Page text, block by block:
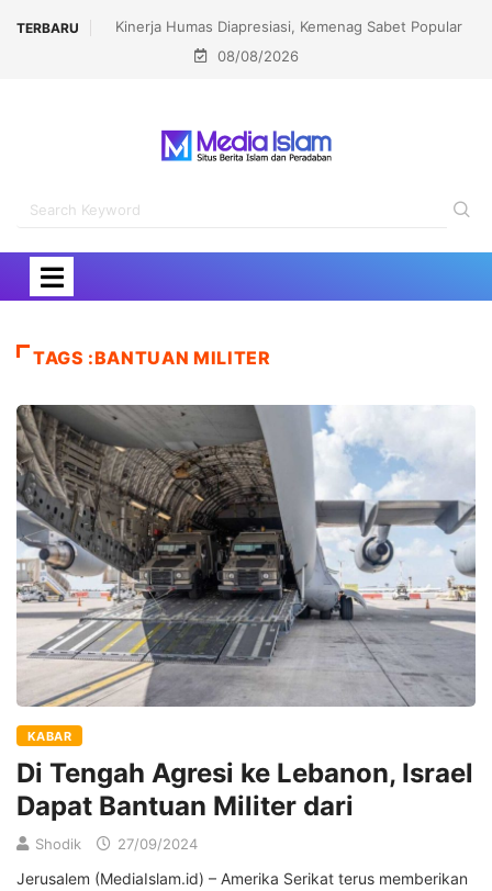
TERBARU
Kinerja Humas Diapresiasi, Kemenag Sabet Popular
Government Institutions Award 2026
Menhaj: IKLHI
08/08/2026
TAGS :BANTUAN MILITER
KABAR
Di Tengah Agresi ke Lebanon, Israel
Dapat Bantuan Militer dari
Shodik 27/09/2024
Jerusalem (MediaIslam.id) – Amerika Serikat terus memberikan